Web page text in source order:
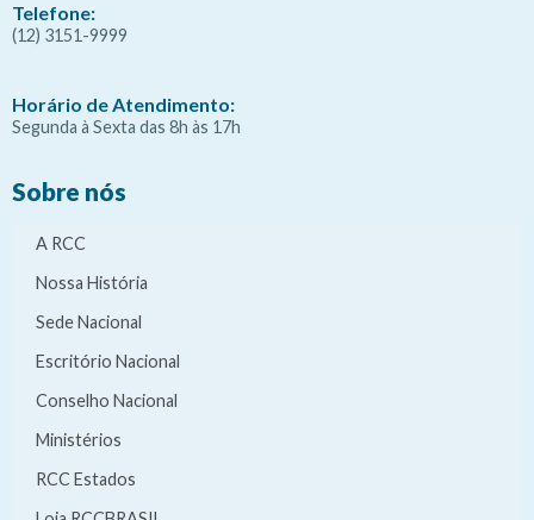
Telefone:
(12) 3151-9999
Horário de Atendimento:
Segunda à Sexta das 8h às 17h
Sobre nós
A RCC
Nossa História
Sede Nacional
Escritório Nacional
Conselho Nacional
Ministérios
RCC Estados